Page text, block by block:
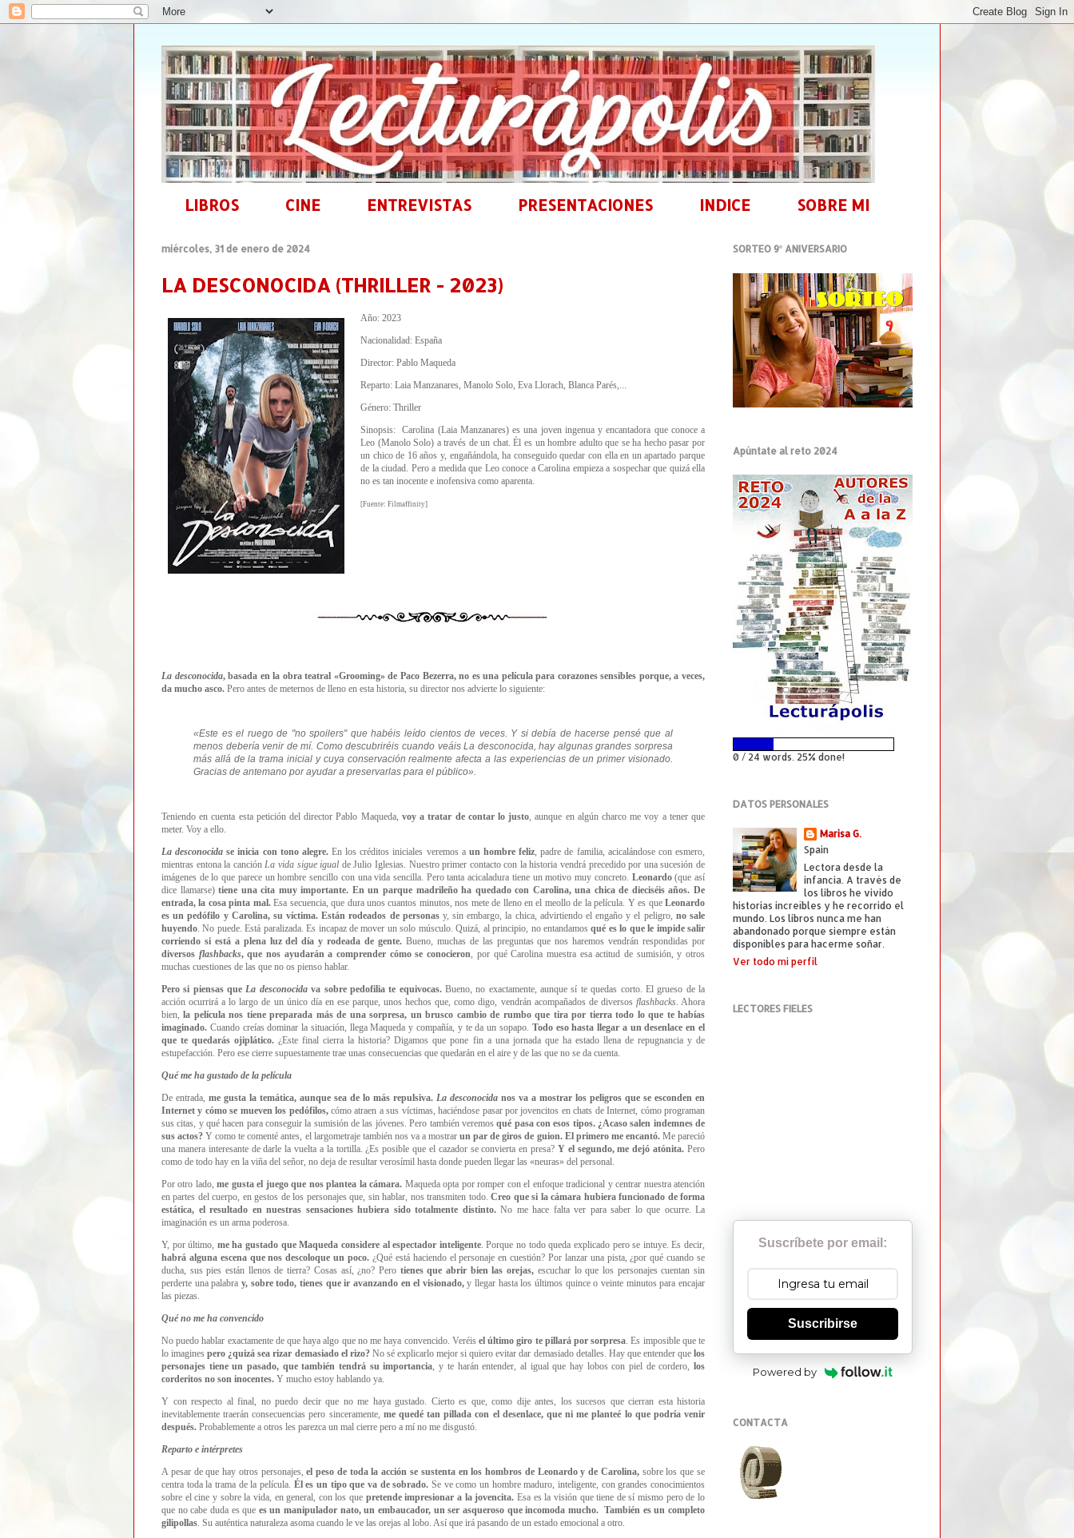
LIBROS CINE ENTREVISTAS PRESENTACIONES INDICE SOBRE MI
miércoles, 31 de enero de 2024
LA DESCONOCIDA (THRILLER - 2023)
Año: 2023
Nacionalidad: España
Director: Pablo Maqueda
Reparto: Laia Manzanares, Manolo Solo, Eva Llorach, Blanca Parés,...
Género: Thriller
Sinopsis: Carolina (Laia Manzanares) es una joven ingenua y encantadora que conoce a
Leo (Manolo Solo) a través de un chat. Él es un hombre adulto que se ha hecho pasar por
un chico de 16 años y, engañándola, ha conseguido quedar con ella en un apartado parque
de la ciudad. Pero a medida que Leo conoce a Carolina empieza a sospechar que quizá ella
no es tan inocente e inofensiva como aparenta.
[Fuente: Filmaffinity]
La desconocida, basada en la obra teatral «Grooming»de Paco Bezerra, no es una película para corazones sensibles porque, a veces,
da mucho asco. Pero antes de meternos de lleno en esta historia, su director nos advierte lo siguiente:
«Este es el ruego de "no spoilers" que habéis leído cientos de veces. Y si debía de hacerse pensé que al
menos debería venir de mí. Como descubriréis cuando veáis La desconocida, hay algunas grandes sorpresa
más allá de la trama inicial y cuya conservación realmente afecta a las experiencias de un primer visionado.
Gracias de antemano por ayudar a preservarlas para el público»
Teniendo en cuenta esta petición del director Pablo Maqueda, voy a tratar de contar lo justo , aunque en algún charco me voy a tener que
meter. Voy a ello.
La desconocida se inicia con tono alegre.En los créditos iniciales veremos a un hombre feliz , padre de familia, acicalándose con esmero,
mientras entona la canción La vida sigue igual de Julio Iglesias. Nuestro primer contacto con la historia vendrá precedido por una sucesión de
imágenes de lo que parece un hombre sencillo con una vida sencilla. Pero tanta acicaladura tiene un motivo muy concreto. Leonardo(que así
dice llamarse)tiene una cita muy importante. En un parque madrileño ha quedado con Carolina, una chica de dieciséis años. De
entrada, la cosa pinta mal.Esa secuencia, que dura unos cuantos minutos, nos mete de lleno en el meollo de la película. Y es queLeonardo
es un pedófilo y Carolina, su víctima. Están rodeados de personasy, sin embargo, la chica, advirtiendo el engaño y el peligro, no sale
huyendo . No puede. Está paralizada. Es incapaz de mover un solo músculo. Quizá, al principio, no entandamosqué es lo que le impide salir
corriendo si está a plena luz del día y rodeada de gente. Bueno, muchas de las preguntas que nos haremos vendrán respondidas por
diversos flashbacks, que nos ayudarán a comprender cómo se conocieron , por qué Carolina muestra esa actitud de sumisión, y otros
muchas cuestiones de las que no os pienso hablar.
Pero si piensas que La desconocidava sobre pedofilia te equivocas.Bueno, no exactamente, aunque sí te quedas corto. El grueso de la
acción ocurrirá a lo largo de un único día en ese parque, unos hechos que, como digo, vendrán acompañados de diversos flashbacks. Ahora
bien,la película nos tiene preparada más de una sorpresa, un brusco cambio de rumbo que tira por tierra todo lo que te habías
imaginado. Cuando creías dominar la situación, llega Maqueda y compañía, y te da un sopapo. Todo eso hasta llegar a un desenlace en el
que te quedarás ojiplático. ¿Este final cierra la historia? Digamos que pone fin a una jornada que ha estado llena de repugnancia y de
estupefacción. Pero ese cierre supuestamente trae unas consecuencias que quedarán en el aire y de las que no se da cuenta.
Qué me ha gustado de la película
De entrada, me gusta la temática, aunque sea de lo más repulsiva. La desconocida nos va a mostrar los peligros que se esconden en
Internet y cómo se mueven los pedófilos,cómo atraen a sus víctimas, haciéndose pasar por jovencitos en chats de Internet, cómo programan
sus citas, y qué hacen para conseguir la sumisión de las jóvenes. Pero también veremosqué pasa con esos tipos. ¿Acaso salen indemnes de
sus actos? Y como te comenté antes, el largometraje también nos va a mostrarun par de giros de guion. El primero me encantó. Me pareció
una manera interesante de darle la vuelta a la tortilla. ¿Es posible que el cazador se convierta en presa? Y el segundo, me dejó atónita. Pero
como de todo hay en la viña del señor, no deja de resultar verosímil hasta donde pueden llegar las «neuras» del personal.
Por otro lado, me gusta el juego que nos plantea la cámara. Maqueda opta por romper con el enfoque tradicional y centrar nuestra atención
en partes del cuerpo, en gestos de los personajes que, sin hablar, nos transmiten todo.Creo que si la cámara hubiera funcionado de forma
estática, el resultado en nuestras sensaciones hubiera sido totalmente distinto.No me hace falta ver para saber lo que ocurre. La
imaginación es un arma poderosa.
Y, por último, me ha gustado que Maqueda considere al espectador inteligente. Porque no todo queda explicado pero se intuye. Es decir,
habrá alguna escena que nos descoloque un poco. ¿Qué está haciendo el personaje en cuestión? Por lanzar una pista, ¿por qué cuando se
ducha, sus pies están llenos de tierra? Cosas así, ¿no? Perotienes que abrir bien las orejas, escuchar lo que los personajes cuentan sin
perderte una palabra y, sobre todo, tienes que ir avanzando en el visionado,y llegar hasta los últimos quince o veinte minutos para encajar
las piezas.
Qué no me ha convencido
No puedo hablar exactamente de que haya algo que no me haya convencido. Veréis el último giro te pillará por sorpresa . Es imposible que te
lo imaginespero ¿quizá sea rizar demasiado el rizo?No sé explicarlo mejor si quiero evitar dar demasiado detalles. Hay que entender quelos
personajes tiene un pasado, que también tendrá su importancia , y te harán entender, al igual que hay lobos con piel de cordero,los
corderitos no son inocentes. Y mucho estoy hablando ya.
Y con respecto al final, no puedo decir que no me haya gustado. Cierto es que, como dije antes, los sucesos que cierran esta historia
inevitablemente traerán consecuencias pero sinceramente, me quedé tan pillada con el desenlace, que ni me planteé lo que podría venir
después. Probablemente a otros les parezca un mal cierre pero a mí no me disgustó.
Reparto e intérpretes
A pesar de que hay otros personajes,el peso de toda la acción se sustenta en los hombros de Leonardo y de Carolina,sobre los que se
centra toda la trama de la película. Él es un tipo que va de sobrado.Se ve como un hombre maduro, inteligente, con grandes conocimientos
sobre el cine y sobre la vida, en general, con los que pretende impresionar a la jovencita. Esa es la visión que tiene de sí mismo pero de lo
que no cabe duda es que es un manipulador nato, un embaucador, un ser asqueroso que incomoda mucho. También es un completo
gilipollas . Su auténtica naturaleza asoma cuando le ve las orejas al lobo. Así que irá pasando de un estado emocional a otro.
SORTEO 9º ANIVERSARIO
Apúntate al reto 2024
0 / 24 words. 25% done!
DATOS PERSONALES
Marisa G.
Spain
Lectora desde la
infancia. A través de
los libros he vivido
historias increíbles y he recorrido el
mundo. Los libros nunca me han
abandonado porque siempre están
disponibles para hacerme soñar.
Ver todo mi perfil
LECTORES FIELES
Suscríbete por email:
Suscribirse
Powered by
CONTACTA